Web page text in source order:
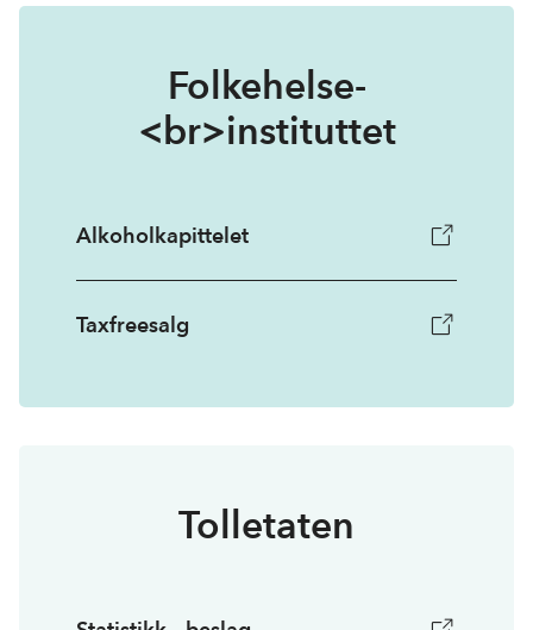
Folkehelse-
<br>instituttet
Alkoholkapittelet
Taxfreesalg
Tolletaten